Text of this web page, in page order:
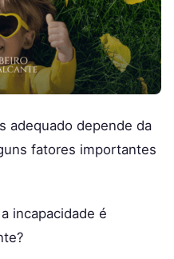
adequado depende da
fatores importantes
a incapacidade é